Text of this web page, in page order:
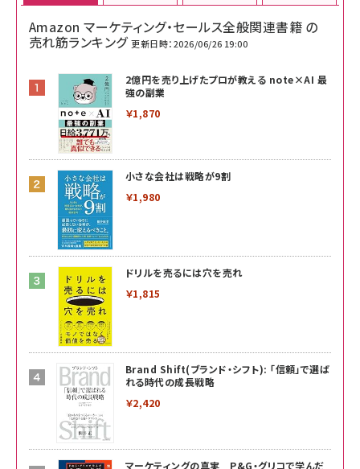
Amazon マーケティング・セールス全般関連書籍 の
売れ筋ランキング 更新日時：2026/06/26 19:00
2億円を売り上げたプロが教える note×AI 最
強の副業
￥1,870
小さな会社は戦略が9割
￥1,980
ドリルを売るには穴を売れ
￥1,815
Brand Shift(ブランド・シフト): 「信頼」で選ば
れる時代の成長戦略
￥2,420
マーケティングの真実 P&G・グリコで学んだ